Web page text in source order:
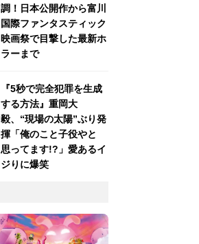
調！日本公開作から富川
国際ファンタスティック
映画祭で目撃した最新ホ
ラーまで
『5秒で完全犯罪を生成
する方法』重岡大
毅、“現場の太陽”ぶり発
揮「俺のこと子役やと
思ってます!?」愛あるイ
ジりに爆笑